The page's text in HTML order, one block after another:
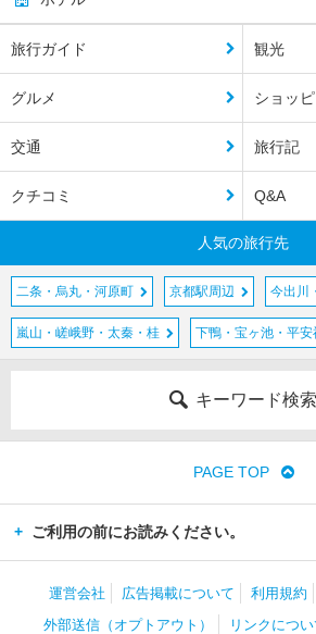
旅行ガイド 観光
グルメ ショッ
交通 旅行記
クチコミ Q&A
人気の旅行先
二条・烏丸・河原町 京都駅周辺 今出川
嵐山・嵯峨野・太秦・桂 下鴨・宝ヶ池・平安
キーワード検索
PAGE TOP
ご利用の前にお読みください。
運営会社 広告掲載について 利用規約
外部送信（オプトアウト）
リンクについ